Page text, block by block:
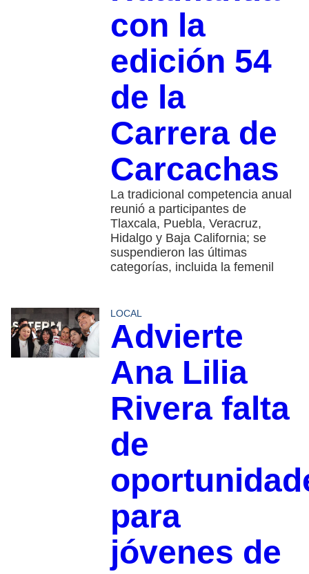
con la
edición 54
de la
Carrera de
Carcachas
La tradicional competencia anual
reunió a participantes de
Tlaxcala, Puebla, Veracruz,
Hidalgo y Baja California; se
suspendieron las últimas
categorías, incluida la femenil
LOCAL
Advierte
Ana Lilia
Rivera falta
de
para
jóvenes de